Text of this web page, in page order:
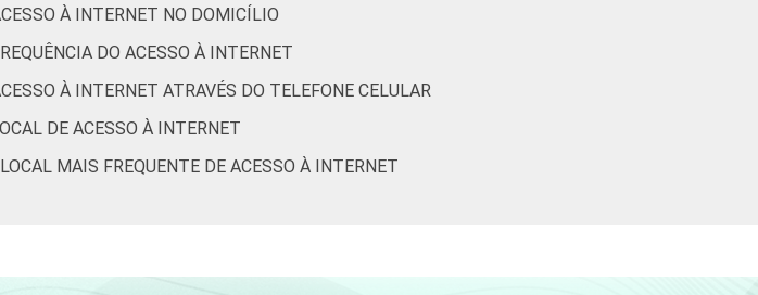
À INTERNET NO DOMICÍLIO
DO ACESSO À INTERNET
À INTERNET ATRAVÉS DO TELEFONE CELULAR
DE ACESSO À INTERNET
MAIS FREQUENTE DE ACESSO À INTERNET